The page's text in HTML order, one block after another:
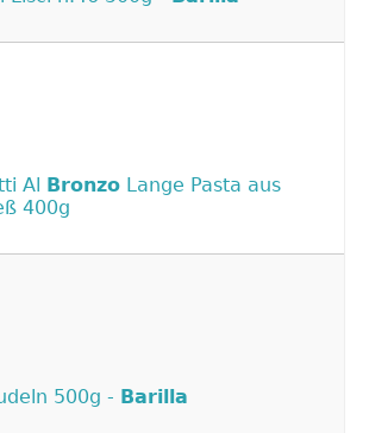
Al Bronzo Lange Pasta aus
400g
500g - Barilla